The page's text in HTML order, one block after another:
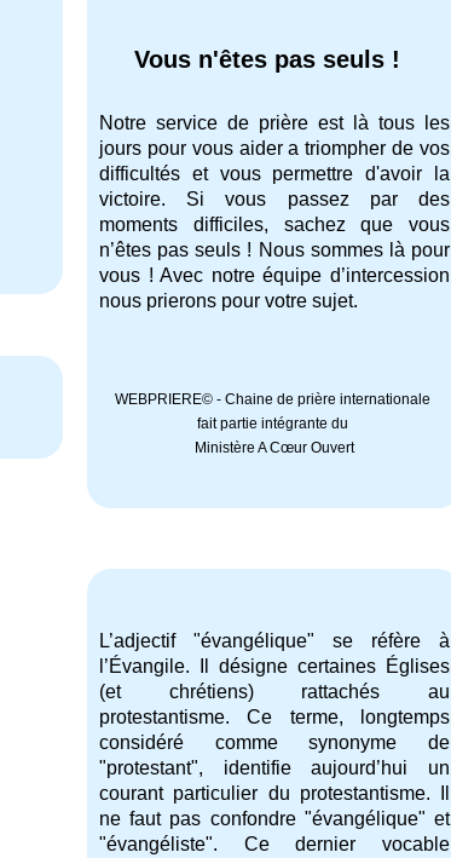
Vous n'êtes pas seuls !
Notre service de prière est là tous les
jours pour vous aider a triompher de vos
difficultés et vous permettre d'avoir la
victoire. Si vous passez par des
moments difficiles, sachez que vous
n’êtes pas seuls ! Nous sommes là pour
vous ! Avec notre équipe d’intercession
nous prierons pour votre sujet.
WEBPRIERE© - Chaine de prière internationale
fait partie intégrante du
Ministère A Cœur Ouvert
L’adjectif "évangélique" se réfère à
l’Évangile. Il désigne certaines Églises
(et chrétiens) rattachés au
protestantisme. Ce terme, longtemps
considéré comme synonyme de
"protestant", identifie aujourd’hui un
courant particulier du protestantisme. Il
ne faut pas confondre "évangélique" et
"évangéliste". Ce dernier vocable